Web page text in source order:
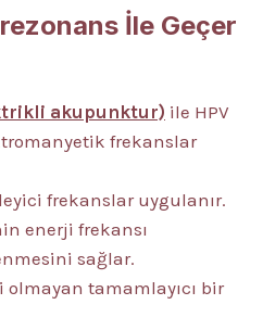
İle Geçer
akupunktur) ile HPV
frekanslar
frekanslar uygulanır.
enerji frekansı
sağlar.
olmayan tamamlayıcı bir